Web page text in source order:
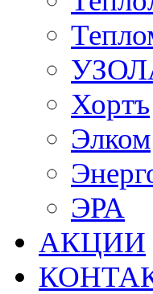
Хортъ
Элком
ЭРА
АКЦИИ